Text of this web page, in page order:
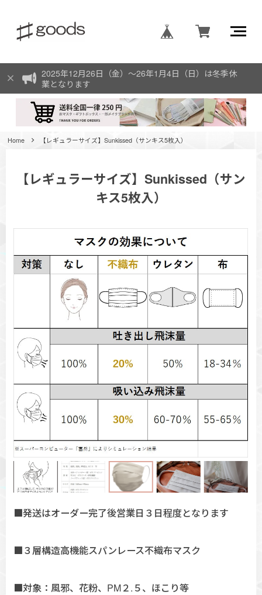
2025年12月26日（金）〜26年1月4日（日）は冬季休
業となります
Home 【レギュラーサイズ】Sunkissed（サンキス5枚入）
【レギュラーサイズ】Sunkissed（サン
キス5枚入）
■発送はオーダー完了後営業日３日程度となります
■３層構造高機能スパンレース不織布マスク
■対象：風邪、花粉、PM２.５、ほこり等